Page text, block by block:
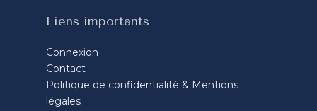
Liens importants
Connexion
Contact
Politique de confidentialité & Mentions
légales